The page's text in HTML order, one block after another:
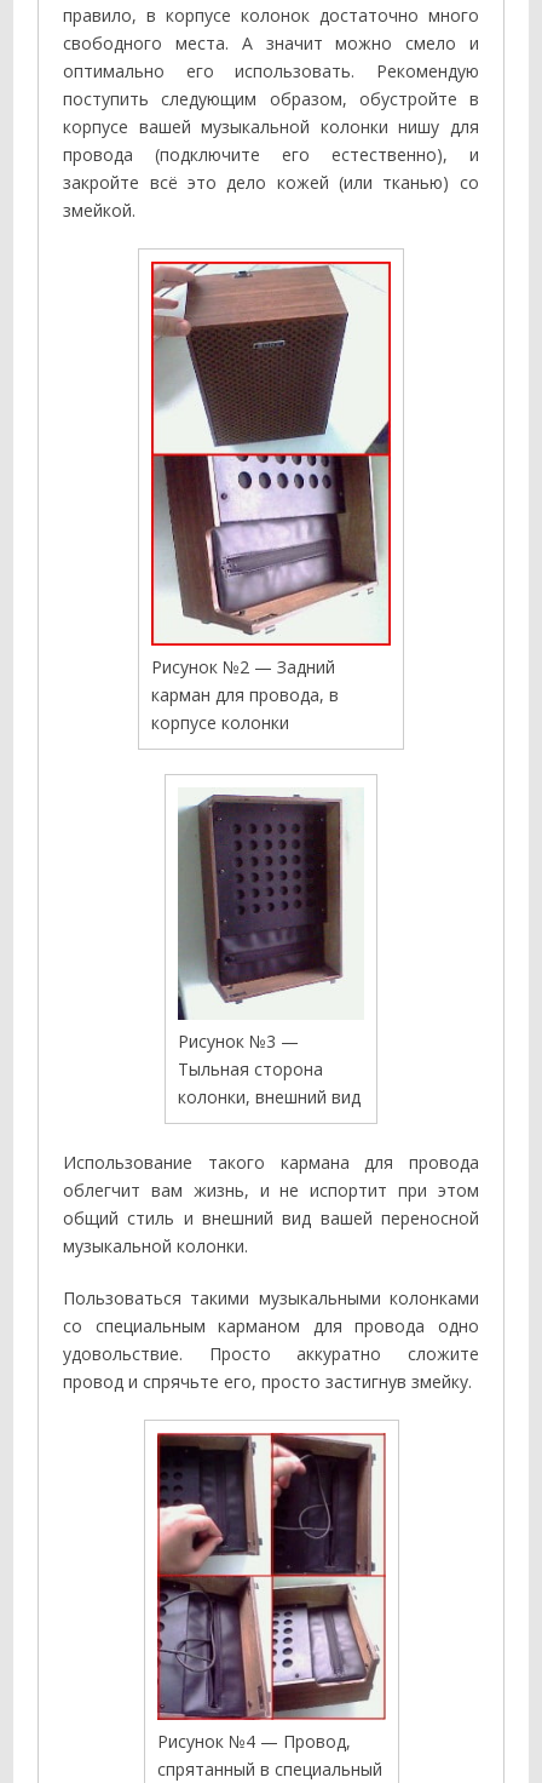
правило, в корпусе колонок достаточно много
свободного места. А значит можно смело и
оптимально его использовать. Рекомендую
поступить следующим образом, обустройте в
корпусе вашей музыкальной колонки нишу для
провода (подключите его естественно), и
закройте всё это дело кожей (или тканью) со
змейкой.
Рисунок №2 — Задний
карман для провода, в
корпусе колонки
Рисунок №3 —
Тыльная сторона
колонки, внешний вид
Использование такого кармана для провода
облегчит вам жизнь, и не испортит при этом
общий стиль и внешний вид вашей переносной
музыкальной колонки.
Пользоваться такими музыкальными колонками
со специальным карманом для провода одно
удовольствие. Просто аккуратно сложите
провод и спрячьте его, просто застигнув змейку.
Рисунок №4 — Провод,
спрятанный в специальный